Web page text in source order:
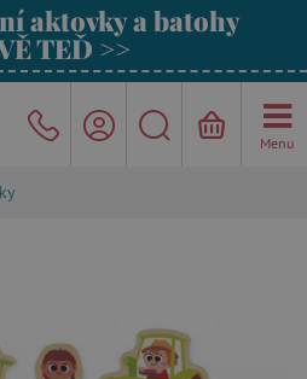
aktovky a batohy
TEĎ >>
Menu